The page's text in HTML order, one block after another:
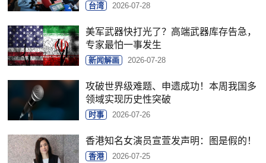
台湾 2026-07-28
美军武器快打光了？高端武器库存告急，
专家最怕一事发生
新闻解画 2026-07-28
攻破世界级难题、申遗成功！本周我国多
领域实现历史性突破
时事 2026-07-26
香港知名女演员宣萱发声明：图是假的！
香港 2026-07-25